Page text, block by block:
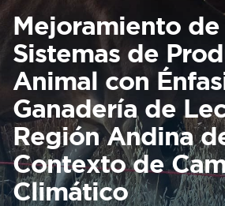
Sobre
FONTAGRO
FONTAGRO es un mecanismo de
cooperación único que fomenta la
inversión en innovación en el sector
agroalimentario de América Latina y El
Caribe, y promueve plataformas
regionales públicas y privadas. Sar
Mejoramiento de
Sistemas de
Animal con
Ganadería de
Región Andina
Contexto de
Climático